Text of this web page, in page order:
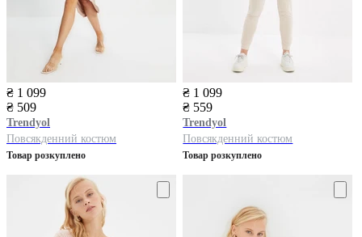
₴ 1 099
₴ 509
Trendyol
Повсякденний костюм
Товар розкуплено
₴ 1 099
₴ 559
Trendyol
Повсякденний костюм
Товар розкуплено